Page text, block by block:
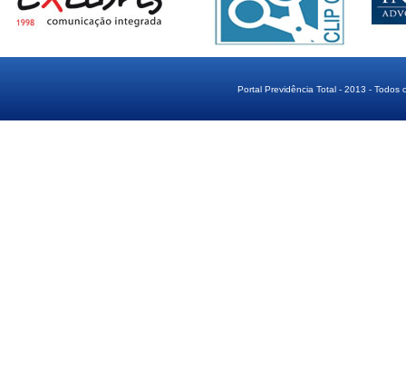
Portal Previdência Total - 2013 - Todos